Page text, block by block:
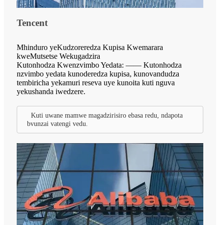
Tencent
Mhinduro yeKudzoreredza Kupisa Kwemarara
kweMutsetse Wekugadzira
Kutonhodza Kwenzvimbo Yedata: —— Kutonhodza
nzvimbo yedata kunoderedza kupisa, kunovandudza
tembiricha yekamuri reseva uye kunoita kuti nguva
yekushanda iwedzere.
Kuti uwane mamwe magadzirisiro ebasa redu, ndapota
bvunzai vatengi vedu.